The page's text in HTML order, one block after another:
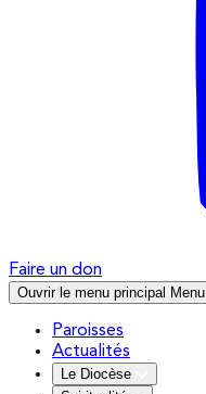
Faire un don
Ouvrir le menu principal Menu
Paroisses
Actualités
Le Diocèse